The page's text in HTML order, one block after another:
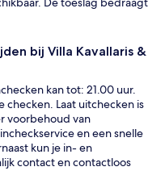
bij Villa Kavallaris &
kan tot: 21.00 uur.
checken. Laat uitchecken is
voorbehoud van
en een snelle
kun je in- en
contact en contactloos